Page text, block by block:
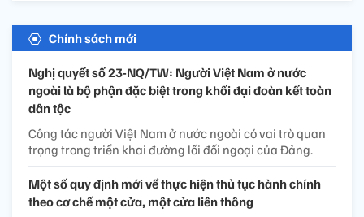
Chính sách mới
Nghị quyết số 23-NQ/TW: Người Việt Nam ở nước
ngoài là bộ phận đặc biệt trong khối đại đoàn kết toàn
dân tộc
Công tác người Việt Nam ở nước ngoài có vai trò quan
trọng trong triển khai đường lối đối ngoại của Đảng.
Một số quy định mới về thực hiện thủ tục hành chính
theo cơ chế một cửa, một cửa liên thông